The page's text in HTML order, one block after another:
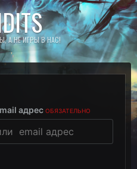
А НЕ ИГРЫ В НАС!
адрес ОБЯЗАТЕЛЬНО